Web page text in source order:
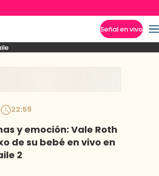
Señal en vivo
PresentacionesEl VAR-After del baile
22:59
y emoción: Vale Roth
de su bebé en vivo en
2